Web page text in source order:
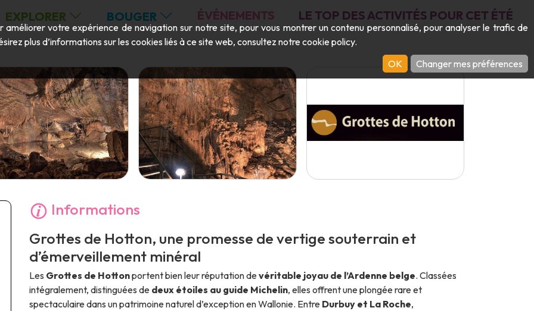
EXPLORER BOUGER ÉVÉNEMENTS LE TOP DES ACTIVITÉS POUR CET ÉTÉ
Informations
Grottes de Hotton, une promesse de vertige souterrain et
d’émerveillement minéral
Les Grottes de Hottonportent bien leur réputation devéritable joyau de l’Ardenne belge. Classées
intégralement, distinguées de deux étoiles au guide Michelin, elles offrent une plongée rare et
spectaculaire dans un patrimoine naturel d’exception en Wallonie. Entre Durbuy et La Roche,
améliorer votre expérience de navigation sur notre site, pour vous montrer un contenu personnalisé, pour analyser le trafic de
plus d’informations sur les cookies liés à ce site web, consultez notre cookie policy.
OK
Changer mes préférences